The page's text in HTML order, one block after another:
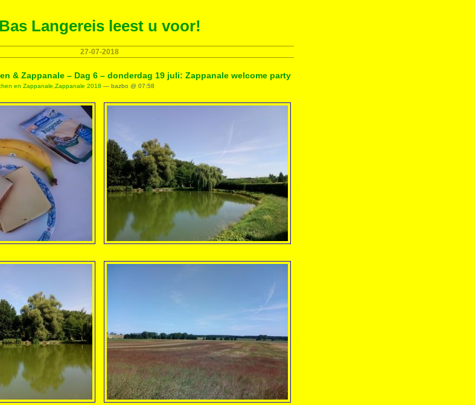
Bas Langereis leest u voor!
27-07-2018
& Zappanale – Dag 6 – donderdag 19 juli: Zappanale welcome party
en Zappanale Zappanale 2018 — bazbo @ 07:58